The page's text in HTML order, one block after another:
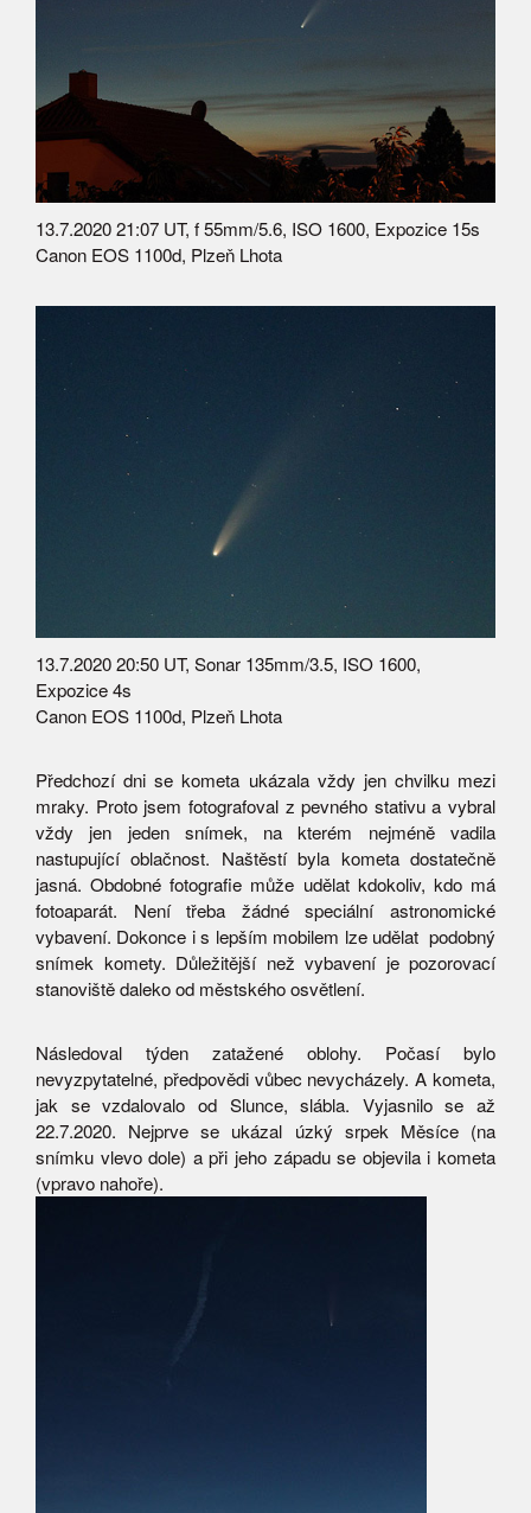
13.7.2020 21:07 UT, f 55mm/5.6, ISO 1600, Expozice 15s
Canon EOS 1100d, Plzeň Lhota
13.7.2020 20:50 UT, Sonar 135mm/3.5, ISO 1600,
Expozice 4s
Canon EOS 1100d, Plzeň Lhota
Předchozí dni se kometa ukázala vždy jen chvilku mezi
mraky. Proto jsem fotografoval z pevného stativu a vybral
vždy jen jeden snímek, na kterém nejméně vadila
nastupující oblačnost. Naštěstí byla kometa dostatečně
jasná. Obdobné fotografie může udělat kdokoliv, kdo má
fotoaparát. Není třeba žádné speciální astronomické
vybavení. Dokonce i s lepším mobilem lze udělat podobný
snímek komety. Důležitější než vybavení je pozorovací
stanoviště daleko od městského osvětlení.
Následoval týden zatažené oblohy. Počasí bylo
nevyzpytatelné, předpovědi vůbec nevycházely. A kometa,
jak se vzdalovalo od Slunce, slábla. Vyjasnilo se až
22.7.2020. Nejprve se ukázal úzký srpek Měsíce (na
snímku vlevo dole) a při jeho západu se objevila i kometa
(vpravo nahoře).